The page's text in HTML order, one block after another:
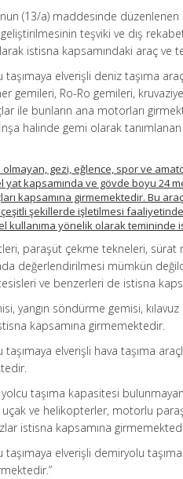
(13/a) maddesinde
teşviki ve dış
istisna kapsamındaki araç ve
taşımaya elverişli deniz taşıma
gemileri, Ro-Ro gemileri,
ile bunların ana motorları
halinde gemi olarak
olmayan, gezi, eğlence, spor ve
yat kapsamında ve gövde boyu 24
kapsamına girmemektedir. Bu
şekillerde işletilmesi
kullanıma yönelik olarak temininde
paraşüt çekme tekneleri, sürat
değerlendirilmesi mümkün
ve benzerleri de istisna
yangın söndürme gemisi,
kapsamına girmemektedir.
taşımaya elverişli hava taşıma
taşıma kapasitesi
uçak ve helikopterler, motorlu
istisna kapsamına
taşımaya elverişli demiryolu